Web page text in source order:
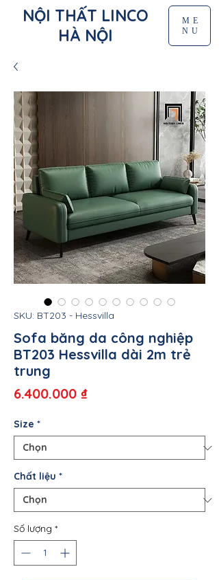
NỘI THẤT LINCO
HÀ NỘI
ME
NU
SKU: BT203 - Hessvilla
Sofa băng da công nghiệp
BT203 Hessvilla dài 2m trẻ
trung
6.400.000 ₫Giá
Size *
Chất liệu *
Số lượng *